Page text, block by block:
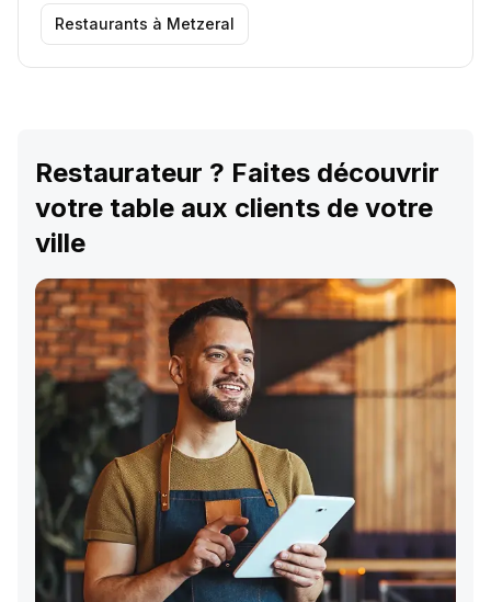
Restaurants à Metzeral
Restaurateur ? Faites découvrir
votre table aux clients de votre
ville